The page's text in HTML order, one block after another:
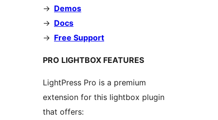
-> Demos
-> Docs
-> Free Support
PRO LIGHTBOX FEATURES
LightPress Pro is a premium
extension for this lightbox plugin
that offers: